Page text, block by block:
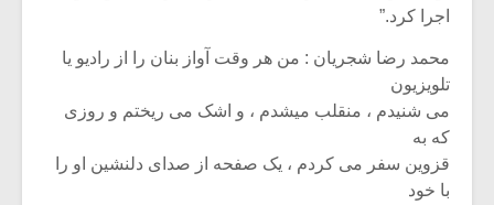
اجرا کرد‪”.‬‬
‫محمد رضا شجریان ‪ :‬من هر وقت آواز بنان را از رادیو یا
تلویزیون‬
‫می شنیدم ‪ ،‬منقلب میشدم ‪ ،‬و اشک می ریختم و روزی
که به‬
‫قزوین سفر می کردم ‪ ،‬یک صفحه از صدای دلنشین او را
با خود‬